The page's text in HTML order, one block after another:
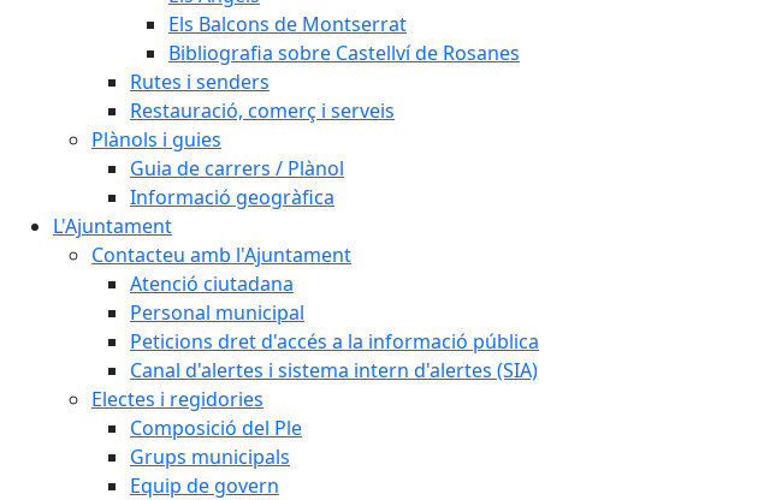
Els Balcons de Montserrat
Bibliografia sobre Castellví de Rosanes
Rutes i senders
Restauració, comerç i serveis
Plànols i guies
Guia de carrers / Plànol
Informació geogràfica
L'Ajuntament
Contacteu amb l'Ajuntament
Atenció ciutadana
Personal municipal
Peticions dret d'accés a la informació pública
Canal d'alertes i sistema intern d'alertes (SIA)
Electes i regidories
Composició del Ple
Grups municipals
Equip de govern